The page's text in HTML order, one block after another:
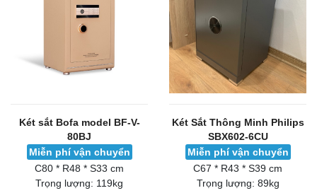
Két sắt Bofa model BF-V-
80BJ
Miễn phí vận chuyển
C80 * R48 * S33 cm
Trọng lượng: 119kg
Két Sắt Thông Minh Philips
SBX602-6CU
Miễn phí vận chuyển
C67 * R43 * S39 cm
Trọng lượng: 89kg